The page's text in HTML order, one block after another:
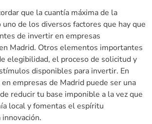
que la cuantía máxima de la
de los diversos factores que hay que
de invertir en empresas
Madrid. Otros elementos importantes
elegibilidad, el proceso de solicitud y
disponibles para invertir. En
empresas de Madrid puede ser una
reducir tu base imponible a la vez que
local y fomentas el espíritu